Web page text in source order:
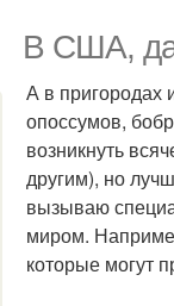
В США,
А в пригородах
опоссумов,
возникнуть
другим), но
вызываю
миром.
которые могут